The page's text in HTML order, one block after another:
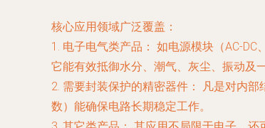
核心应用领域广泛覆盖：
1. 电子电气类产品： 如电源模块（AC-DC
它能有效抵御水分、潮气、灰尘、振动及
2. 需要封装保护的精密器件：
凡是对内部
数）能确保电路长期稳定工作。